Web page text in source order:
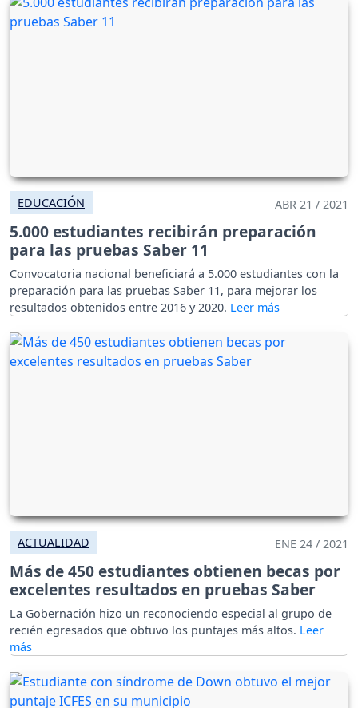
EDUCACIÓN ABR 21 / 2021
5.000 estudiantes recibirán preparación
para las pruebas Saber 11
Convocatoria nacional beneficiará a 5.000 estudiantes con la
preparación para las pruebas Saber 11, para mejorar los
resultados obtenidos entre 2016 y 2020.
ACTUALIDAD ENE 24 / 2021
Más de 450 estudiantes obtienen becas por
excelentes resultados en pruebas Saber
La Gobernación hizo un reconociendo especial al grupo de
recién egresados que obtuvo los puntajes más altos.